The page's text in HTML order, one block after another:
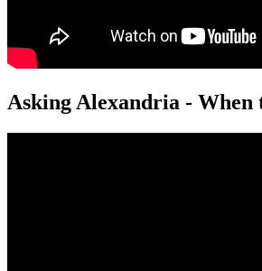
Asking Alexandria - When